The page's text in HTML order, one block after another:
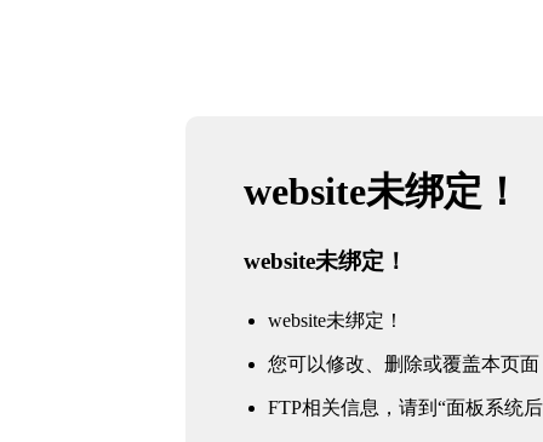
website未绑定！
website未绑定！
website未绑定！
您可以修改、删除或覆盖本页面
FTP相关信息，请到“面板系统